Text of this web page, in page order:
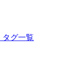
タグ一覧